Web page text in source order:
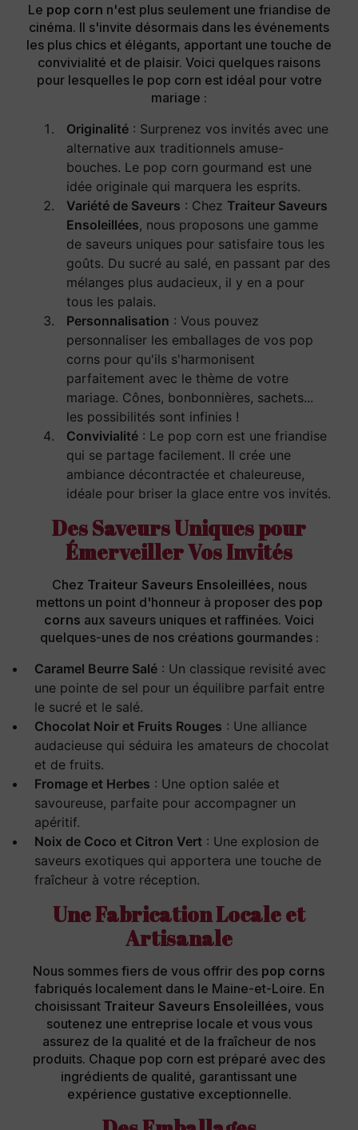
Le pop corn n'est plus seulement une friandise de
cinéma. Il s'invite désormais dans les événements
les plus chics et élégants, apportant une touche de
convivialité et de plaisir. Voici quelques raisons
pour lesquelles le pop corn est idéal pour votre
mariage :
Originalité: Surprenez vos invités avec une
alternative aux traditionnels amuse-
bouches. Le pop corn gourmand est une
idée originale qui marquera les esprits.
Variété de Saveurs : Chez Traiteur Saveurs
Ensoleillées, nous proposons une gamme
de saveurs uniques pour satisfaire tous les
goûts. Du sucré au salé, en passant par des
mélanges plus audacieux, il y en a pour
tous les palais.
Personnalisation : Vous pouvez
personnaliser les emballages de vos pop
corns pour qu'ils s'harmonisent
parfaitement avec le thème de votre
mariage. Cônes, bonbonnières, sachets...
les possibilités sont infinies !
Convivialité: Le pop corn est une friandise
qui se partage facilement. Il crée une
ambiance décontractée et chaleureuse,
idéale pour briser la glace entre vos invités.
Des Saveurs Uniques pour
Émerveiller Vos Invités
Chez Traiteur Saveurs Ensoleillées, nous
mettons un point d'honneur à proposer des pop
corns aux saveurs uniques et raffinées. Voici
quelques-unes de nos créations gourmandes :
Caramel Beurre Salé: Un classique revisité avec
une pointe de sel pour un équilibre parfait entre
le sucré et le salé.
Chocolat Noir et Fruits Rouges : Une alliance
audacieuse qui séduira les amateurs de chocolat
et de fruits.
Fromage et Herbes : Une option salée et
savoureuse, parfaite pour accompagner un
apéritif.
Noix de Coco et Citron Vert: Une explosion de
saveurs exotiques qui apportera une touche de
fraîcheur à votre réception.
Une Fabrication Locale et
Artisanale
Nous sommes fiers de vous offrir des pop corns
fabriqués localement dans le Maine-et-Loire. En
choisissant Traiteur Saveurs Ensoleillées, vous
soutenez une entreprise locale et vous vous
assurez de la qualité et de la fraîcheur de nos
produits. Chaque pop corn est préparé avec des
ingrédients de qualité, garantissant une
expérience gustative exceptionnelle.